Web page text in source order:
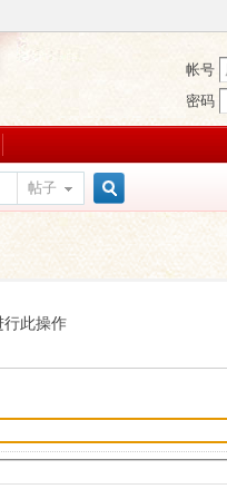
帐号
密码
帖子
行此操作